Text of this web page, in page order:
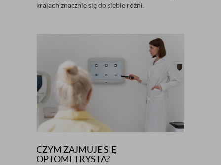
krajach znacznie się do siebie różni.
CZYM ZAJMUJE SIĘ
OPTOMETRYSTA?